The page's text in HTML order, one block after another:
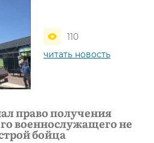
110
читать новость
право получения
военнослужащего не
бойца